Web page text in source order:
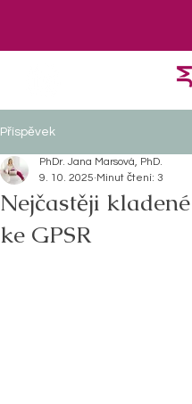
Příspěvek
Nejčastěji
ke GPSR
PhDr. Jana Marsová, PhD.
9. 10. 2025 Minut čtení: 3